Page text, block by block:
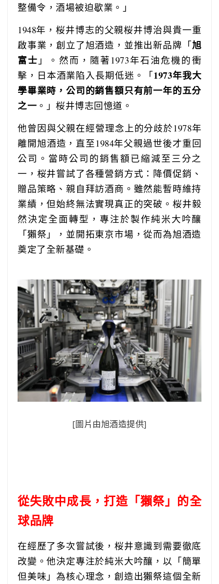
整備令，酒場被迫歇業。」
1948年，桜井博志的父親桜井博治與貴一重
啟事業，創立了旭酒造，並推出新品牌「旭
富士 」。然而，隨著1973年石油危機的衝
擊，日本酒業陷入長期低迷。「1973年我大
學畢業時，公司的銷售額只有前一年的五分
之一 。」桜井博志回憶道。
他曾因與父親在經營理念上的分歧於1978年
離開旭酒造，直至1984年父親過世後才重回
公司。當時公司的銷售額已縮減至三分之
一， 桜井嘗試了各種營銷方式：降價促銷、
贈品策略、親自拜訪酒商。雖然能暫時維持
業績，但始終無法實現真正的突破。 桜井毅
然決定全面轉型，專注於製作純米大吟釀
「獺祭」，並開拓東京市場，從而為旭酒造
奠定了全新基礎。
[圖片由旭酒造提供]
從失敗中成長，打造「獺祭」的全
球品牌
在經歷了多次嘗試後，桜井意識到需要徹底
改變。他決定專注於純米大吟釀，以「簡單
但美味」為核心理念，創造出獺祭這個全新